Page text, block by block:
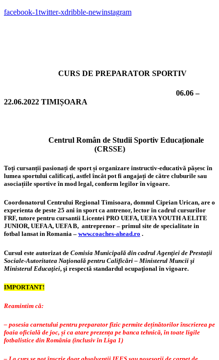
facebook-1twitter-xdribble-newinstagram
CURS DE PREPARATOR SPORTIV
06.06 –
22.06.2022 TIMIȘOARA
Centrul Român de Studii Sportiv Educaționale
(CRSSE)
Toți cursanții pasionați de sport și organizare instructiv-educativă pășesc în
lumea sportului calificați, astfel încât pot fi angajați de către cluburile sau
asociațiile sportive în mod legal, conform legilor în vigoare.
Coordonatorul Centrului Regional Timisoara, domnul Ciprian Urican, are o
experienta de peste 25 ani in sport ca antrenor, lector in cadrul cursurilor
FRF, tutore pentru cursantii Licentei PRO UEFA, UEFA YOUTH A ELITE
JUNIOR, UEFA A, UEFA B, antreprenor – primul site de specialitate in
fotbal lansat in Romania – www.coaches-ahead.ro .
Cursul este autorizat de Comisia Municipală din cadrul Agenţiei de Prestaţii
Sociale-Autoritatea Naţională pentru Calificări – Ministerul Muncii şi
Ministerul Educaţiei, şi respectă standardul ocupaţional în vigoare.
IMPORTANT!
Reamintim că:
– posesia carnetului pentru preparator fizic permite deținătorilor înscrierea pe
foaia oficială de joc, și ca atare prezența pe banca tehnică, în toate ligile
fotbalistice din România (inclusiv în Liga 1)